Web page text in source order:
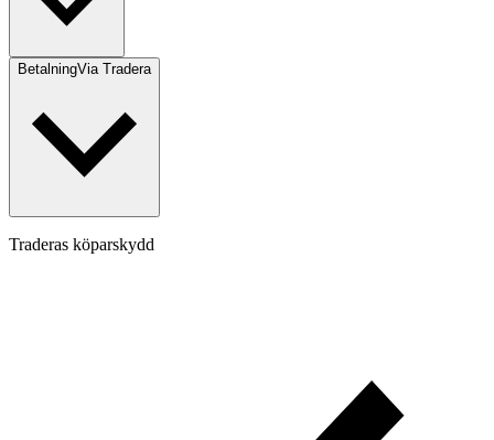
BetalningVia Tradera
Traderas köparskydd